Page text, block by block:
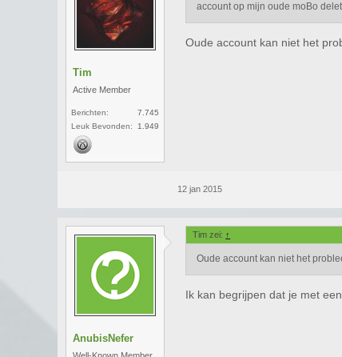
Tim
Active Member
Berichten:
7.745
Leuk Bevonden:
1.949
account op mijn oude moBo
Oude account kan niet het
12 jan 2015
AnubisNefer
Tim zei: ↑
Oude account kan niet het
Ik kan begrijpen dat je met